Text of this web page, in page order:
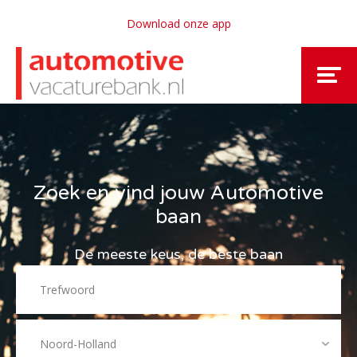
Download onze app
Zoek en vind jouw Automotive
baan
De meeste keus, de beste baan